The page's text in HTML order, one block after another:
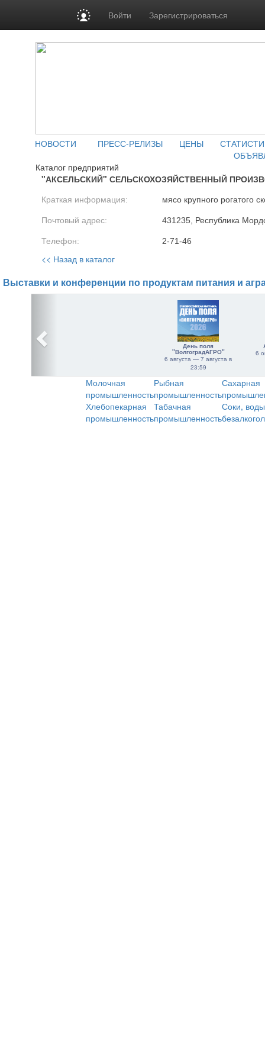
Войти Зарегистрироваться
НОВОСТИ ПРЕСС-РЕЛИЗЫ ЦЕНЫ
Каталог предприятий
"АКСЕЛЬСКИЙ" СЕЛЬСКОХОЗЯЙСТВЕННЫЙ
Краткая информация: мясо крупного рогатого
Почтовый адрес: 431235, Республика
Телефон: 2-71-46
<< Назад в каталог
Выставки и конференции по продуктам питания и
День поля
"ВолгоградАГРО"
6 августа — 7 августа в
23:59
6
Молочная
промышленность
Рыбная
промышленность
Сахарная
Хлебопекарная
промышленность
Табачная
промышленность
Соки,